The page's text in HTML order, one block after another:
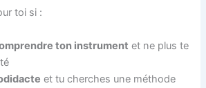
toi si :
ton instrument et ne plus te
et tu cherches une méthode